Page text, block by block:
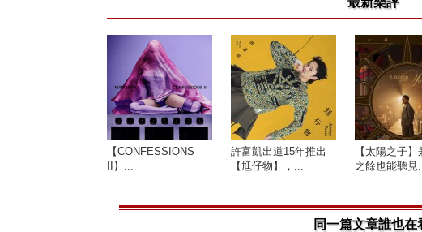
【CONFESSIONS
II】...
許富凱出道15年推出
【尪仔物】，...
【太陽之子
之餘也能聽見
同一篇文章誰也在